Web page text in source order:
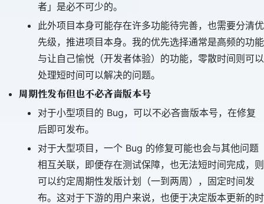
者」是必不可少的。
此外项目本身可能存在许多功能待完善，也需要分清优
先级，推进项目本身。我的优先选择通常是高频的功能
与让自己愉悦（开发者体验）的功能，零散时间则可以
处理短时间可以解决的问题。
周期性发布但也不必吝啬版本号
对于小型项目的 Bug，可以不必吝啬版本号，在修复
后即可发布。
对于大型项目，一个 Bug 的修复可能也会与其他问题
相互关联，即便存在测试保障，也无法短时间完成，则
可以约定周期性发版计划（一到两周），固定时间发
布。这对于下游的用户来说，也便于决定版本更新的时